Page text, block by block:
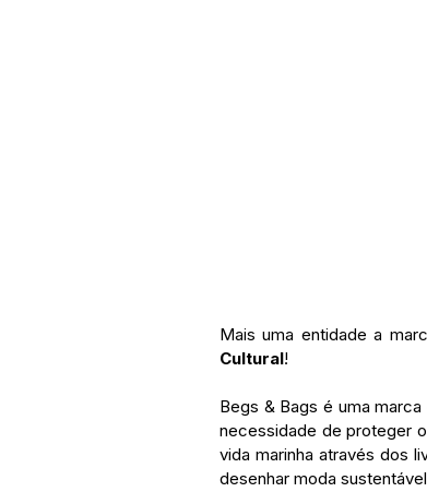
Mais uma entidade a
Cultural!
Begs & Bags é uma
necessidade de proteger
vida marinha através dos
desenhar moda